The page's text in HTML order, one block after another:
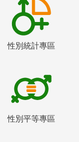
性別統計專區
性別平等專區